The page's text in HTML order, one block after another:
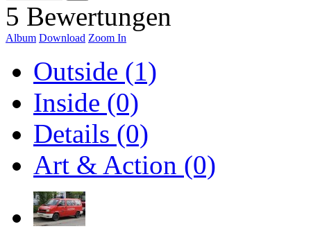
5 Bewertungen
Album Download Zoom In
Outside (1)
Inside (0)
Details (0)
Art & Action (0)